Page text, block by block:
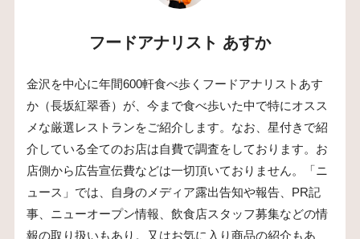
フードアナリスト あすか
金沢を中心に年間600軒食べ歩くフードアナリストあす
か（長坂紅翠香）が、今まで食べ歩いた中で特にオスス
メな厳選レストランをご紹介します。なお、星付きで紹
介している全てのお店は自費で調査をしております。お
店側から広告宣伝費などは一切頂いておりません。「ニ
ュース」では、自身のメディア露出告知や報告、PR記
事、ニューオープン情報、飲食店スタッフ募集などの情
報の取り扱いもあり。又はお気に入り商品の紹介もあ